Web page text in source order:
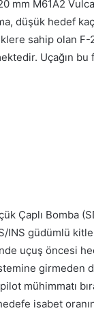
mm M61A2
düşük hedef
sahip olan F-
Uçağın bu
Çaplı Bomba
INS güdümlü
uçuş öncesi
girmeden
mühimmatı
isabet